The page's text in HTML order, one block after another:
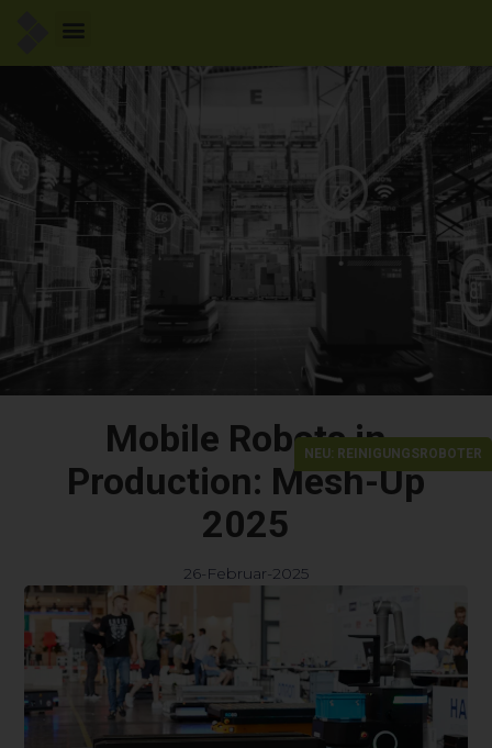
NEU: REINIGUNGSROBOTER
Mobile Robots in
Production: Mesh-Up
2025
26-Februar-2025